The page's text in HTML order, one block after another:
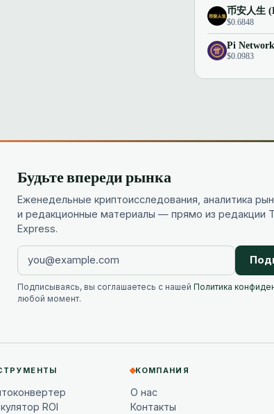
币安人生
$0.6848
Pi Network
$0.0983
Будьте впереди рынка
Еженедельные криптоисследования, аналитика
и редакционные материалы — прямо из редакции
Express.
Подписываясь, вы соглашаетесь с нашей Политика
любой момент.
ROI
КОМПАНИЯ
О нас
Контакты